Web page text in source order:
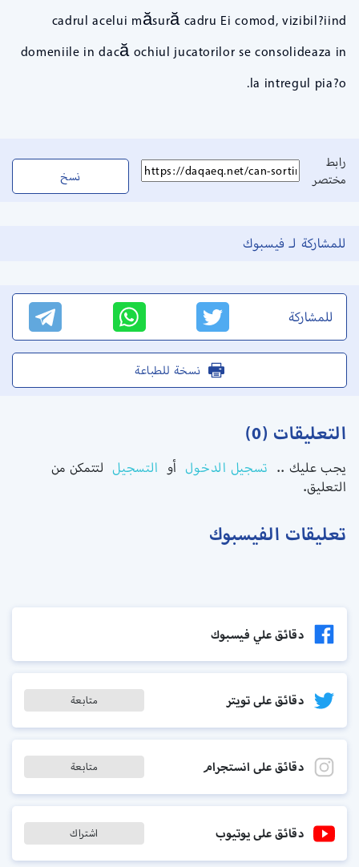
cadrul acelui măsură cadru Ei comod, vizibil?iind
domeniile in dacă ochiul jucatorilor se consolideaza in
la intregul pia?o.
رابط
مختصر
نسخ
للمشاركة لـ فيسبوك
للمشاركة
نسخة للطباعة
التعليقات (0)
يجب عليك .. تسجيل الدخول أو التسجيل لتتمكن من
التعليق.
تعليقات الفيسبوك
دقائق علي فيسبوك
دقائق على تويتر متابعة
دقائق على انستجرام متابعة
دقائق على يوتيوب اشتراك